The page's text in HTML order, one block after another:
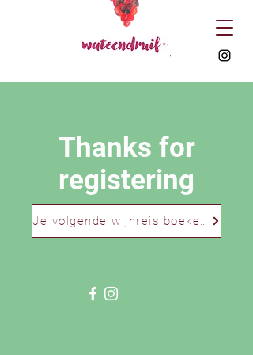
Thanks for
registering
Je volgende wijnreis boeken?